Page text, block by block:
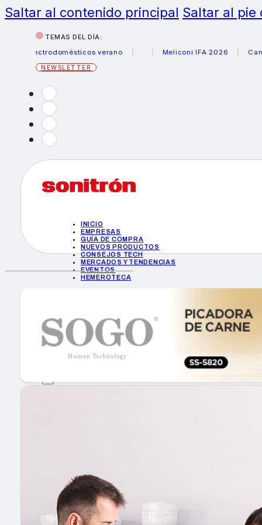
Saltar al contenido principal Saltar al pie
TEMAS DEL DÍA:
verano
Meliconi IFA 2026 Canon
NEWSLETTER
INICIO
EMPRESAS
GUÍA DE COMPRA
NUEVOS PRODUCTOS
CONSEJOS TECH
MERCADOS Y TENDENCIAS
EVENTOS
HEMEROTECA
GUÍA DE COMPRA
NUEVOS PRODUCTOS
CONSEJOS TECH
MERCADOS Y TENDENCIAS
HEMEROTECA
Encuentra tu noticia
Buscar